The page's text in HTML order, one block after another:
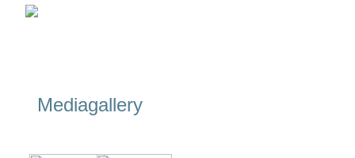
Mediagallery